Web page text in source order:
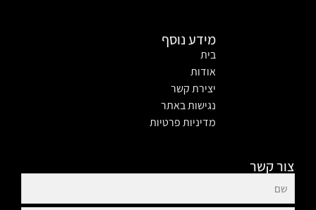
מידע נוסף
בית
אודות
יצירת קשר
נגישות באתר
מדיניות פרטיות
צור קשר